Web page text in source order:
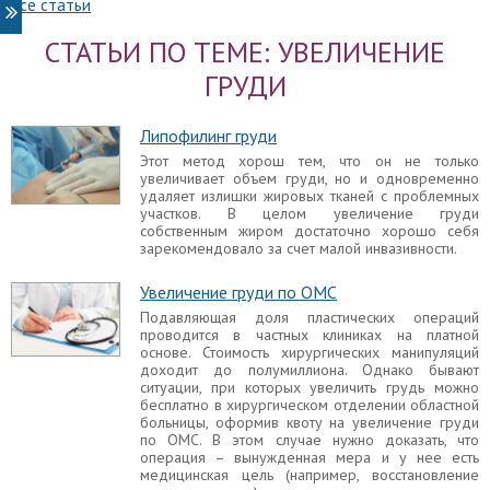
вмешательства не совпали с ожиданиями или
спустя годы грудь видоизменилась.
Маммопластика
плавный наклон от ключицы до соска,
оптимальная выпуклость верхней части груди,
достаточный объем нижнего квадранта груди,
относительно соска градус наклона нижней части
груди около 110 градусов, а расположение соска
относительно самой железы под 90 градусов.
Пластическая хирургия дает возможность
скорректировать бюст и добиться лучших
Прощупывается грудной имплант
Иногда после завершения реабилитационного
периода прощупывается имплант после
маммопластики или ощущается грудной имплант
при движении. В одних случаях это указывает на
существенные врачебные ошибки, которые
нужно исправлять, в других – никаких
манипуляций производить не нужно и симптом
сам по себе исчезает. Следует разобраться в
причинах.
Все статьи
СТАТЬИ ПО ТЕМЕ: УВЕЛИЧЕНИЕ
ГРУДИ
Липофилинг груди
Этот метод хорош тем, что он не только
увеличивает объем груди, но и одновременно
удаляет излишки жировых тканей с проблемных
участков. В целом увеличение груди
собственным жиром достаточно хорошо себя
зарекомендовало за счет малой инвазивности.
Увеличение груди по ОМС
Подавляющая доля пластических операций
проводится в частных клиниках на платной
основе. Стоимость хирургических манипуляций
доходит до полумиллиона. Однако бывают
ситуации, при которых увеличить грудь можно
бесплатно в хирургическом отделении областной
больницы, оформив квоту на увеличение груди
по ОМС. В этом случае нужно доказать, что
операция – вынужденная мера и у нее есть
медицинская цель (например, восстановление